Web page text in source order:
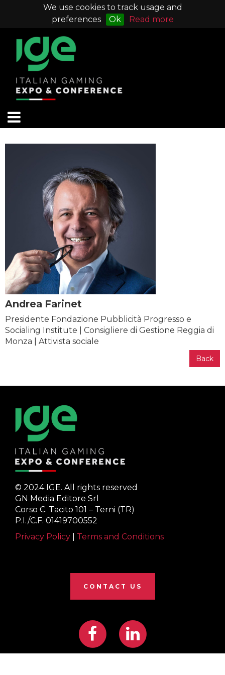
We use cookies to track usage and
preferences
Ok Read more
Andrea Farinet
Presidente Fondazione Pubblicità Progresso e
Socialing Institute | Consigliere di Gestione Reggia di
Monza | Attivista sociale
Back
© 2024 IGE. All rights reserved
GN Media Editore Srl
Corso C. Tacito 101 – Terni (TR)
P.I./C.F. 01419700552
Privacy Policy
Terms and Conditions
CONTACT US